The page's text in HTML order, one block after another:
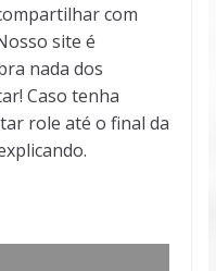
com
site é
nada dos
Caso tenha
role até o final da